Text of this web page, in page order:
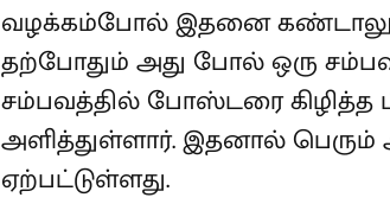
வழக்கம்போல் இதனை
தற்போதும் அது போல் ஒரு
சம்பவத்தில் போஸ்டரை கிழித்த
அளித்துள்ளார். இதனால் பெரும்
ஏற்பட்டுள்ளது.